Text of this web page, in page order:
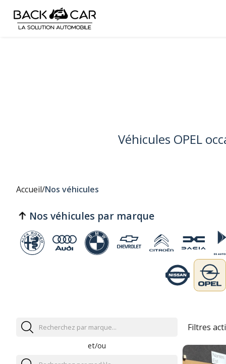
Véhicules OPEL
Accueil/Nos véhicules
Nos véhicules par marque
et/ou
Filtres